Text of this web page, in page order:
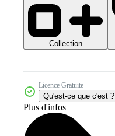
Collection
Licence Gratuite
Qu'est-ce que c'est ?
Plus d'infos